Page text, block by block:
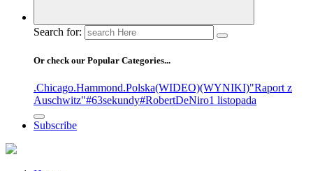
Search for:
Or check our Popular Categories...
.Chicago.Hammond.Polska(WIDEO)(WYNIKI)"Raport z
Auschwitz"#63sekundy#RobertDeNiro1 listopada
Subscribe